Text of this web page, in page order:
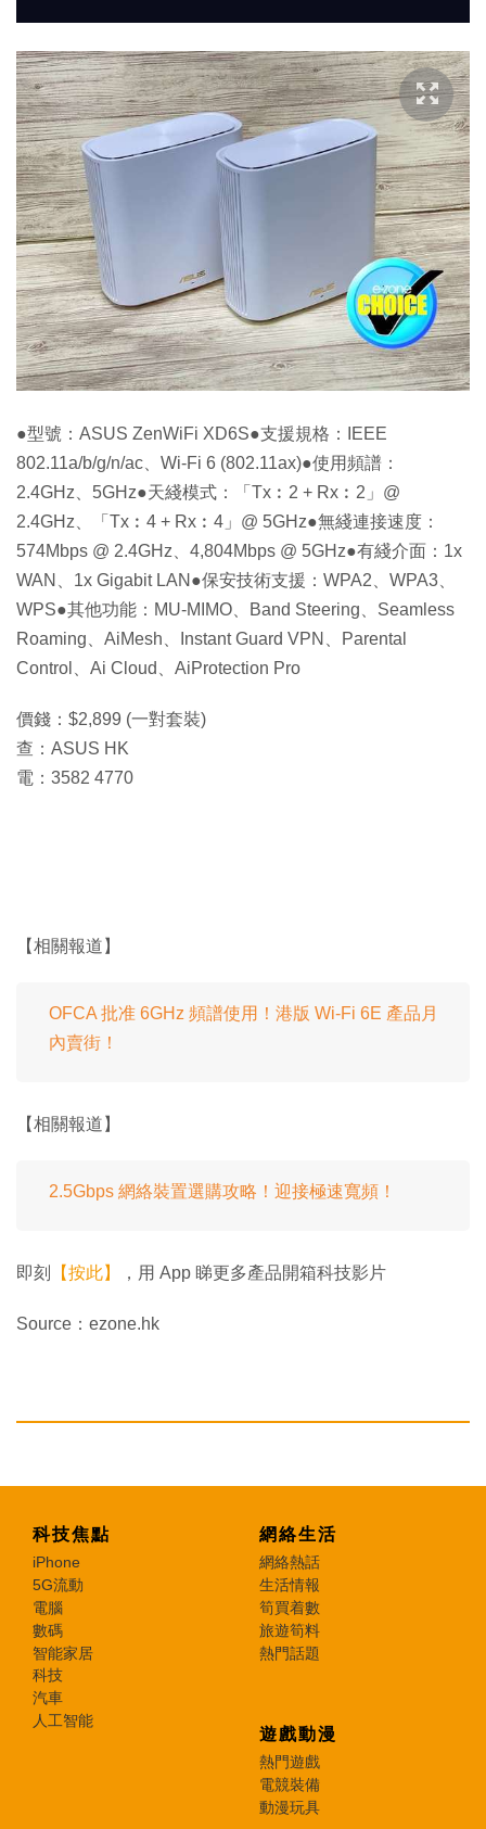
●型號：ASUS ZenWiFi XD6S●支援規格：IEEE
802.11a/b/g/n/ac、Wi-Fi 6 (802.11ax)●使用頻譜：
2.4GHz、5GHz●天綫模式：「Tx︰2 + Rx︰2」@
2.4GHz、「Tx︰4 + Rx︰4」@ 5GHz●無綫連接速度：
574Mbps @ 2.4GHz、4,804Mbps @ 5GHz●有綫介面：1x
WAN、1x Gigabit LAN●保安技術支援：WPA2、WPA3、
WPS●其他功能：MU-MIMO、Band Steering、Seamless
Roaming、AiMesh、Instant Guard VPN、Parental
Control、Ai Cloud、AiProtection Pro
價錢：$2,899 (一對套裝)
查：ASUS HK
電：3582 4770
【相關報道】
OFCA 批准 6GHz 頻譜使用！港版 Wi-Fi 6E 產品月
內賣街！
【相關報道】
2.5Gbps 網絡裝置選購攻略！迎接極速寬頻！
即刻 【按此】 ，用 App 睇更多產品開箱科技影片
Source：ezone.hk
科技焦點
iPhone
5G流動
電腦
數碼
智能家居
科技
汽車
人工智能
網絡生活
網絡熱話
生活情報
筍買着數
旅遊筍料
熱門話題
遊戲動漫
熱門遊戲
電競裝備
動漫玩具